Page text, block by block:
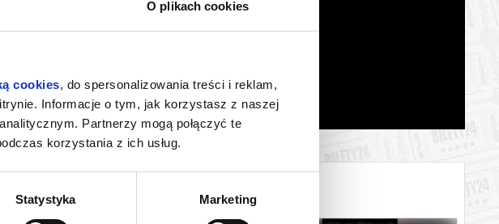
O plikach cookies
cookies, do spersonalizowania treści i reklam,
Informacje o tym, jak korzystasz z naszej
Partnerzy mogą połączyć te
korzystania z ich usług.
Statystyka Marketing